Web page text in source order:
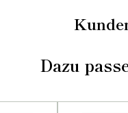
Dazu